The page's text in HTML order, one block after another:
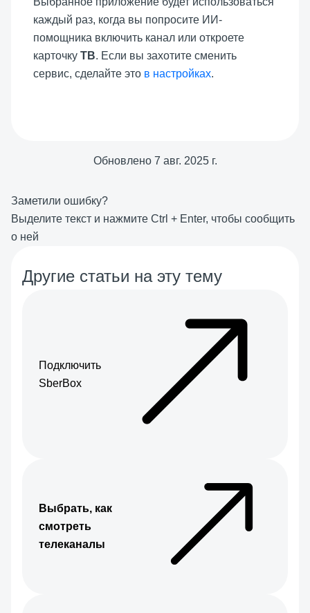
каждый раз, когда вы попросите ИИ-
помощника включить канал или откроете
карточку ТВ. Если вы захотите сменить
сервис, сделайте это в настройках.
Обновлено 7 авг. 2025 г.
Заметили ошибку?
Выделите текст и нажмите Ctrl + Enter, чтобы сообщить
о ней
Другие статьи на эту тему
Подключить
SberBox
Выбрать, как
смотреть
телеканалы